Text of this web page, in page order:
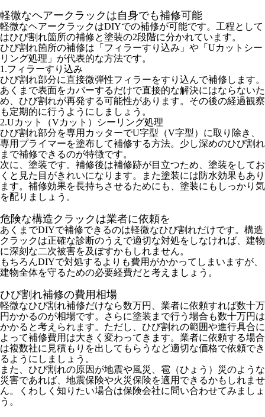
軽微なヘアークラックは自身でも補修可能
軽微なヘアークラックはDIYでの補修が可能です。工程として
はひび割れ箇所の補修と塗装の2段階に分かれています。
ひび割れ箇所の補修は「フィラーすり込み」や「Uカットシー
リング処理」が代表的な方法です。
1.フィラーすり込み
ひび割れ部分に直接微弾性フィラーをすり込んで補修します。
あくまで表面をカバーするだけで直接的な解決にはならないた
め、ひび割れが再発する可能性があります。その後の経過観察
も定期的に行うようにしましょう。
2.Uカット（Vカット）シーリング処理
ひび割れ部分を専用カッターでU字型（V字型）に取り除き、
専用プライマーを塗布して補修する方法。少し深めのひび割れ
まで補修できるのが特徴です。
次に、塗装です。補修後は補修跡が目立つため、塗装をしてお
くと見た目がきれいになります。また塗装には防水効果もあり
ます。補修効果を長持ちさせるためにも、塗装にもしっかり気
を配りましょう。
危険な構造クラックは業者に依頼を
あくまでDIYで補修できるのは軽微なひび割れだけです。構造
クラックは正確な診断のうえで適切な対処をしなければ、建物
に深刻な二次被害を及ぼすかもしれません。
もちろんDIYで対処するよりも費用がかかってしまいますが、
建物全体を守るための必要経費だと考えましょう。
ひび割れ補修の費用相場
軽微なひび割れ補修だけなら数万円、業者に依頼すれば数十万
円かかるのが相場です。さらに塗装まで行う場合も数十万円は
かかると考えられます。ただし、ひび割れの範囲や進行具合に
よって補修費用は大きく変わってきます。業者に依頼する場合
は複数社に見積もりを出してもらうなど適切な価格で依頼でき
るようにしましょう。
また、ひび割れの原因が地震や風災、雹（ひょう）災のような
災害であれば、地震保険や火災保険を適用できるかもしれませ
ん。くわしく知りたい場合は保険会社に問い合わせてみましょ
う。